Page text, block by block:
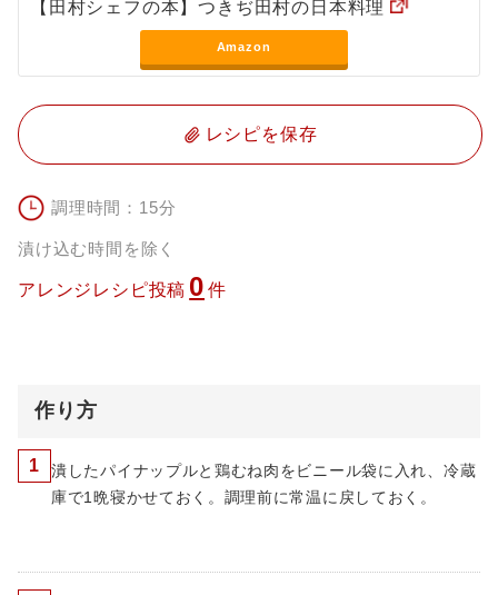
【田村シェフの本】つきぢ田村の日本料理
Amazon
レシピを保存
調理時間：15分
漬け込む時間を除く
アレンジレシピ投稿 0 件
作り方
1
潰したパイナップルと鶏むね肉をビニール袋に入れ、冷蔵
庫で1晩寝かせておく。調理前に常温に戻しておく。